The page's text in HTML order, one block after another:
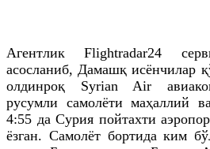
Агентлик Flightradar24
асосланиб, Дамашқ исёнчилар
олдинроқ Syrian Air
русумли самолёти маҳаллий
4:55 да Сурия пойтахти
ёзган. Самолёт бортида ким